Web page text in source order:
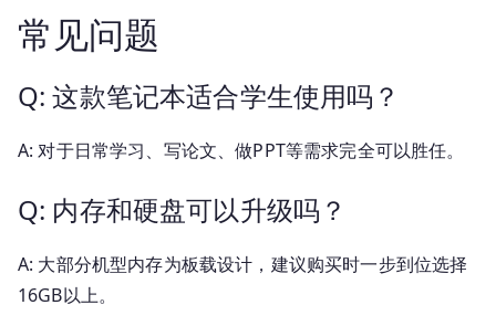
常见问题
Q: 这款笔记本适合学生使用吗？
A: 对于日常学习、写论文、做PPT等需求完全可以胜任。
Q: 内存和硬盘可以升级吗？
A: 大部分机型内存为板载设计，建议购买时一步到位选择
16GB以上。